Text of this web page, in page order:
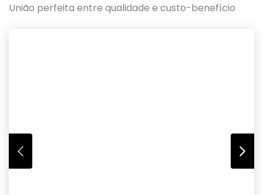
União perfeita entre qualidade e custo-benefício